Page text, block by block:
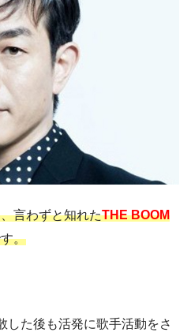
言わずと知れたTHE BOOM
。
した後も活発に歌手活動をさ